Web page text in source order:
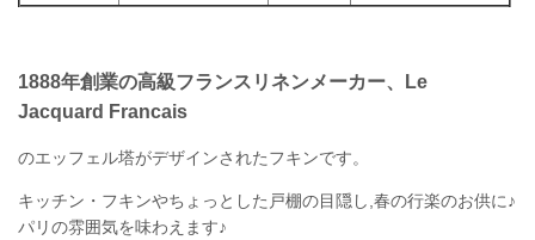
1888年創業の高級フランスリネンメーカー、Le
Jacquard Francais
のエッフェル塔がデザインされたフキンです。
キッチン・フキンやちょっとした戸棚の目隠し,春の行楽のお供に♪
パリの雰囲気を味わえます♪